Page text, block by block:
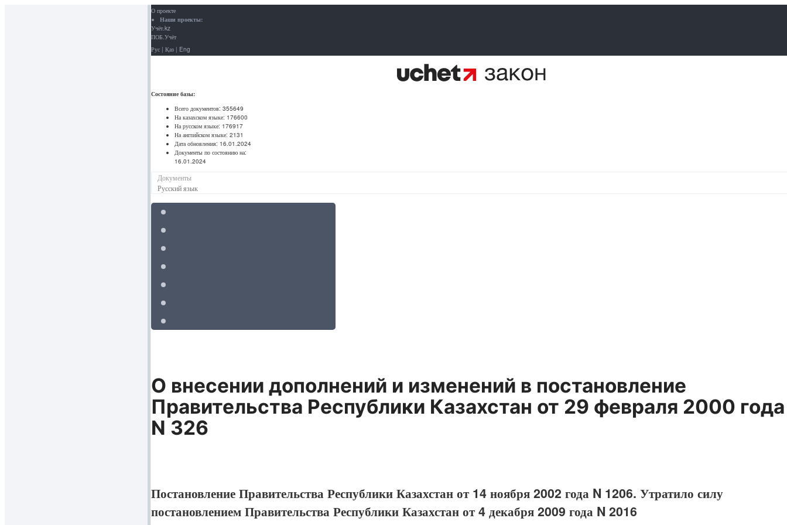
О проекте
Наши проекты:
Учёт.kz
ПОБ.Учёт
Рус | Қаз | Eng
Состояние базы:
Всего документов: 355649
На казахском языке: 176600
На русском языке: 176917
На английском языке: 2131
Дата обновления: 16.01.2024
Документы по состоянию на:
16.01.2024
Документы
Русский язык
О внесении дополнений и изменений в постановление
Правительства Республики Казахстан от 29 февраля 2000 года
N 326
Постановление Правительства Республики Казахстан от 14 ноября 2002 года N 1206. Утратило силу
постановлением Правительства Республики Казахстан от 4 декабря 2009 года N 2016